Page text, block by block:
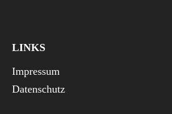
LINKS
Impressum
Datenschutz